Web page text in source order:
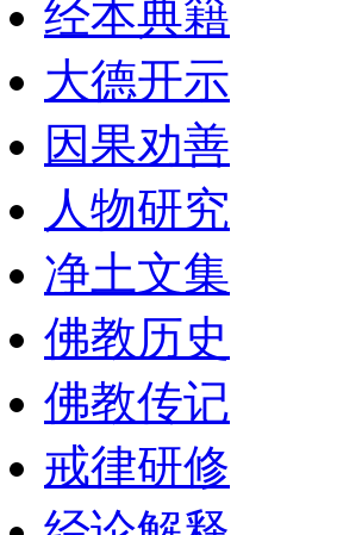
经本典籍
大德开示
因果劝善
人物研究
净土文集
佛教历史
佛教传记
戒律研修